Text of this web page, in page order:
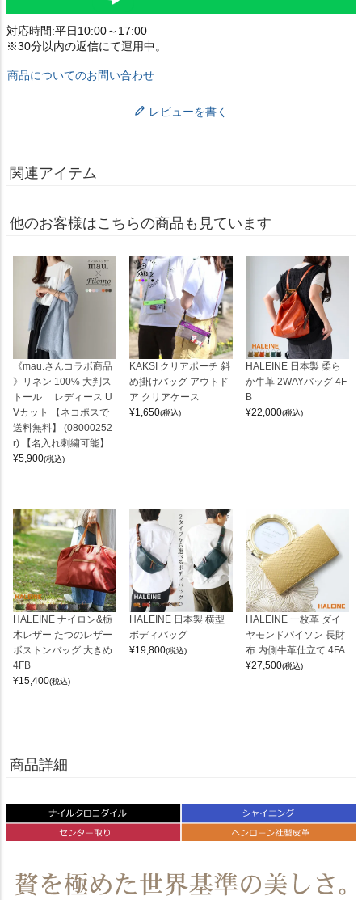
対応時間:平日10:00～17:00
※30分以内の返信にて運用中。
商品についてのお問い合わせ
レビューを書く
関連アイテム
他のお客様はこちらの商品も見ています
《mau.さんコラボ商品
》リネン 100% 大判ス
トール レディース U
Vカット 【ネコポスで
送料無料】 (08000252
r) 【名入れ刺繍可能】
¥5,900(税込)
KAKSI クリアポーチ 斜
め掛けバッグ アウトド
ア クリアケース
¥1,650(税込)
HALEINE 日本製 柔ら
か牛革 2WAYバッグ 4F
B
¥22,000(税込)
HALEINE ナイロン&栃
木レザー たつのレザー
ボストンバッグ 大きめ
4FB
¥15,400(税込)
HALEINE 日本製 横型
ボディバッグ
¥19,800(税込)
HALEINE 一枚革 ダイ
ヤモンドパイソン 長財
布 内側牛革仕立て 4FA
¥27,500(税込)
商品詳細